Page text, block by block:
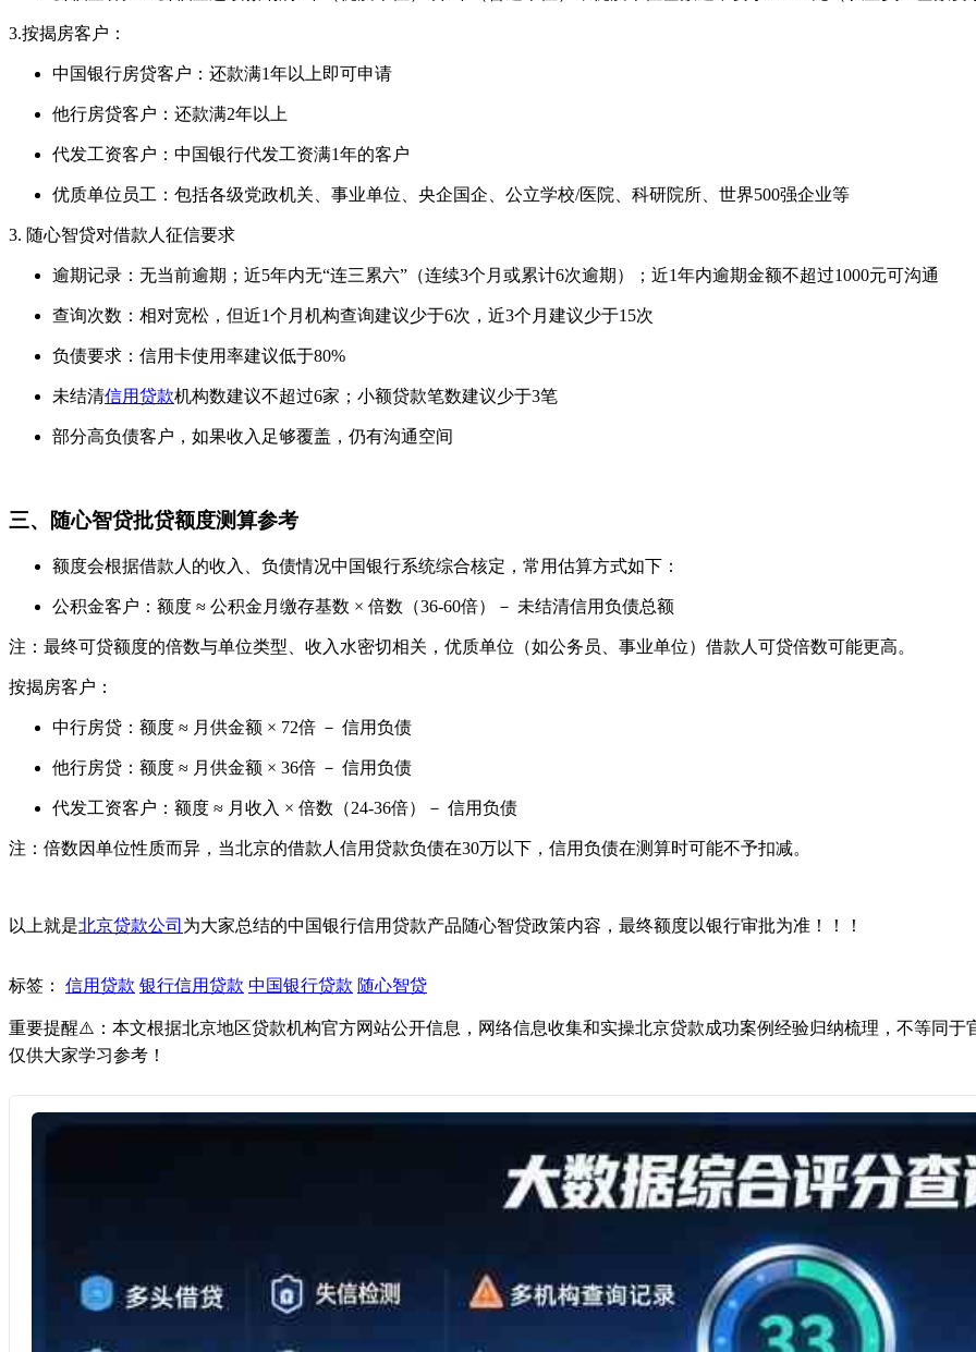
3.按揭房客户：
中国银行房贷客户：还款满1年以上即可申请
他行房贷客户：还款满2年以上
代发工资客户：中国银行代发工资满1年的客户
优质单位员工：包括各级党政机关、事业单位、央企国企、公立学校/医院、科研院所、世界500强企业等
3. 随心智贷对借款人征信要求
逾期记录：无当前逾期；近5年内无“连三累六”（连续3个月或累计6次逾期）；近1年内逾期金额不超过1000元可沟通
查询次数：相对宽松，但近1个月机构查询建议少于6次，近3个月建议少于15次
负债要求：信用卡使用率建议低于80%
未结清信用贷款机构数建议不超过6家；小额贷款笔数建议少于3笔
部分高负债客户，如果收入足够覆盖，仍有沟通空间
三、随心智贷批贷额度测算参考
额度会根据借款人的收入、负债情况中国银行系统综合核定，常用估算方式如下：
公积金客户：额度 ≈ 公积金月缴存基数 × 倍数（36-60倍）－ 未结清信用负债总额
注：最终可贷额度的倍数与单位类型、收入水密切相关，优质单位（如公务员、事业单位）借款人可贷倍数可能更高。
按揭房客户：
中行房贷：额度 ≈ 月供金额 × 72倍 － 信用负债
他行房贷：额度 ≈ 月供金额 × 36倍 － 信用负债
代发工资客户：额度 ≈ 月收入 × 倍数（24-36倍）－ 信用负债
注：倍数因单位性质而异，当北京的借款人信用贷款负债在30万以下，信用负债在测算时可能不予扣减。
以上就是北京贷款公司 为大家总结的中国银行信用贷款产品随心智贷政策内容，最终额度以银行审批为准！！！
标签： 信用贷款 银行信用贷款 中国银行贷款 随心智贷
重要提醒⚠️：本文根据北京地区贷款机构官方网站公开信息，网络信息收集和实操北京贷款成功案例经验归纳梳理，不等同
仅供大家学习参考！